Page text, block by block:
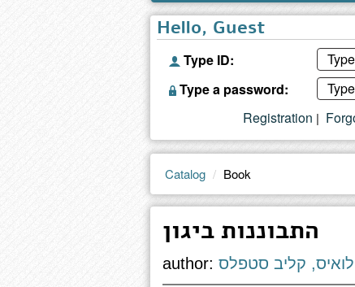
Hello, Guest
Type ID:
Type a password:
|
Registration
Catalog Book
התבוננות ביגון
author: לואיס, קליב סטפלס